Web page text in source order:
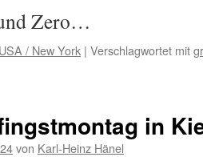
Zero…
/ New York | Verschlagwortet mit
in
von Karl-Heinz Hänel